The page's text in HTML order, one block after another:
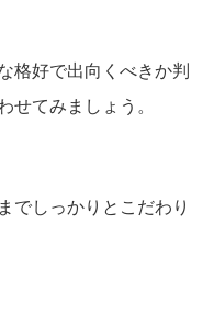
格好で出向くべきか判
せてみましょう。
でしっかりとこだわり